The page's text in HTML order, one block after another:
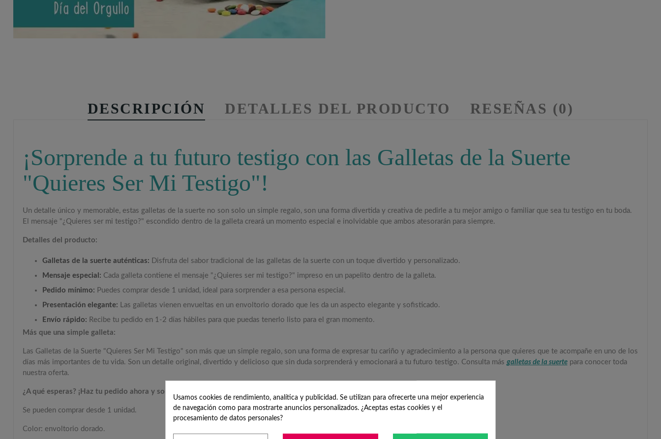
DESCRIPCIÓN DETALLES DEL PRODUCTO RESEÑAS (0)
¡Sorprende a tu futuro testigo con las Galletas de la Suerte
"Quieres Ser Mi Testigo"!
Un detalle único y memorable, estas galletas de la suerte no son solo un simple regalo,son una forma divertida y creativa de pedirle a tu mejor amigo o familiar que sea tu testigo en tu boda.
El mensaje "¿Quieres ser mi testigo?" escondido dentro de la galleta creará un momento especial e inolvidable que ambos atesorarán para siempre.
Detalles del producto:
Galletas de la suerte auténticas: Disfruta del sabor tradicional de las galletas de la suerte con un toque divertido y personalizado.
Mensaje especial: Cada galleta contiene el mensaje "¿Quieres ser mi testigo?" impreso en un papelito dentro de la galleta.
Pedido mínimo: Puedes comprar desde 1 unidad,ideal para sorprender a esa persona especial.
Presentación elegante: Las galletas vienen envueltas en un envoltorio dorado que les da un aspecto elegante y sofisticado.
Envío rápido: Recibe tu pedido en 1-2 días hábiles para que puedas tenerlo listo para el gran momento.
Más que una simple galleta:
Las Galletas de la Suerte "Quieres Ser Mi Testigo" son más que un simple regalo,son una forma de expresar tu cariño y agradecimiento a la persona que quieres que te acompañe en uno de los
días más importantes de tu vida. Son un detalle original,divertido y delicioso que sin duda sorprenderá y emocionará a tu futuro testigo. Consulta más galletas de la suertepara conocer toda
nuestra oferta.
¿A qué esperas? ¡Haz tu pedido ahora y sorprende a tu futuro testigo de una manera única y memorable!
Se pueden comprar desde 1 unidad.
Color: envoltorio dorado.
Usamos cookies de rendimiento, analítica y publicidad. Se utilizan para ofrecerte una mejor experiencia
de navegación como para mostrarte anuncios personalizados. ¿Aceptas estas cookies y el
procesamiento de datos personales?